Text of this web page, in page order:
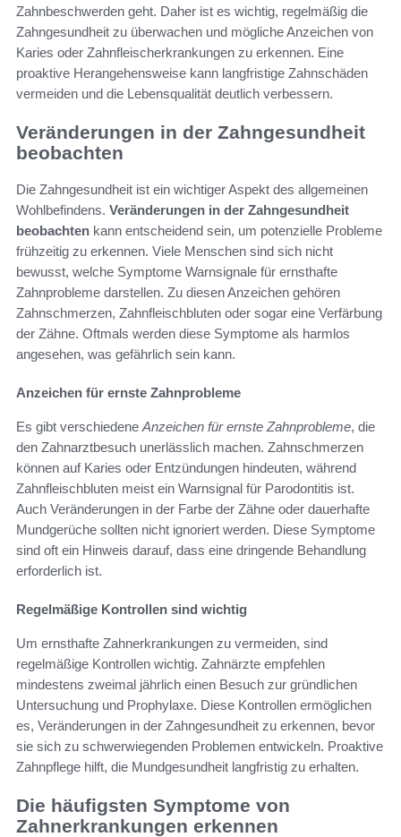
Zahnbeschwerden geht. Daher ist es wichtig, regelmäßig die
Zahngesundheit zu überwachen und mögliche Anzeichen von
Karies oder Zahnfleischerkrankungen zu erkennen. Eine
proaktive Herangehensweise kann langfristige Zahnschäden
vermeiden und die Lebensqualität deutlich verbessern.
Veränderungen in der Zahngesundheit
beobachten
Die Zahngesundheit ist ein wichtiger Aspekt des allgemeinen
Wohlbefindens. Veränderungen in der Zahngesundheit
beobachten kann entscheidend sein, um potenzielle Probleme
frühzeitig zu erkennen. Viele Menschen sind sich nicht
bewusst, welche Symptome Warnsignale für ernsthafte
Zahnprobleme darstellen. Zu diesen Anzeichen gehören
Zahnschmerzen, Zahnfleischbluten oder sogar eine Verfärbung
der Zähne. Oftmals werden diese Symptome als harmlos
angesehen, was gefährlich sein kann.
Anzeichen für ernste Zahnprobleme
Es gibt verschiedene Anzeichen für ernste Zahnprobleme, die
den Zahnarztbesuch unerlässlich machen. Zahnschmerzen
können auf Karies oder Entzündungen hindeuten, während
Zahnfleischbluten meist ein Warnsignal für Parodontitis ist.
Auch Veränderungen in der Farbe der Zähne oder dauerhafte
Mundgerüche sollten nicht ignoriert werden. Diese Symptome
sind oft ein Hinweis darauf, dass eine dringende Behandlung
erforderlich ist.
Regelmäßige Kontrollen sind wichtig
Um ernsthafte Zahnerkrankungen zu vermeiden, sind
regelmäßige Kontrollen wichtig. Zahnärzte empfehlen
mindestens zweimal jährlich einen Besuch zur gründlichen
Untersuchung und Prophylaxe. Diese Kontrollen ermöglichen
es, Veränderungen in der Zahngesundheit zu erkennen, bevor
sie sich zu schwerwiegenden Problemen entwickeln. Proaktive
Zahnpflege hilft, die Mundgesundheit langfristig zu erhalten.
Die häufigsten Symptome von
Zahnerkrankungen erkennen